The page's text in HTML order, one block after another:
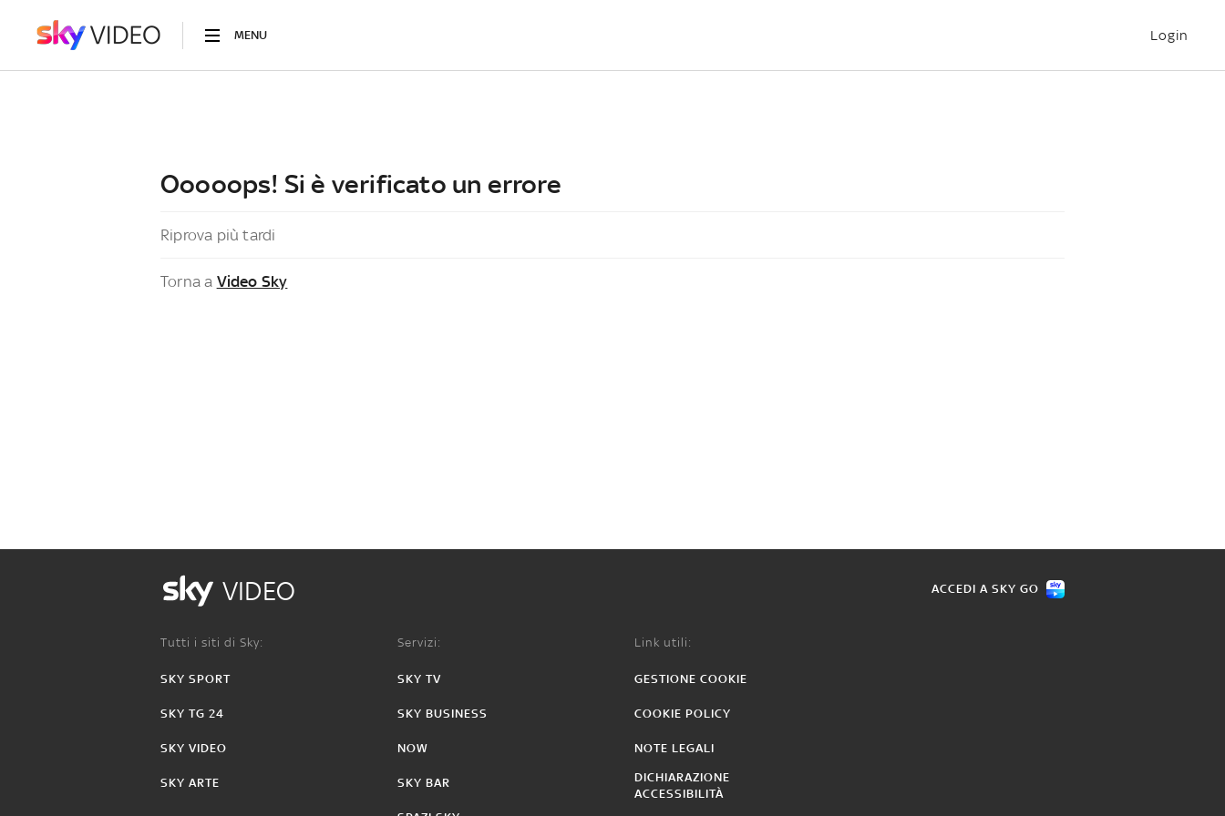
MENU Login
Ooooops! Si è verificato un errore
Riprova più tardi
Torna a Video Sky
VIDEO ACCEDI A SKY GO
Tutti i siti di Sky:
SKY SPORT
SKY TG 24
SKY VIDEO
SKY ARTE
Servizi:
SKY TV
SKY BUSINESS
NOW
SKY BAR
Link utili:
GESTIONE COOKIE
COOKIE POLICY
NOTE LEGALI
DICHIARAZIONE
ACCESSIBILITÀ